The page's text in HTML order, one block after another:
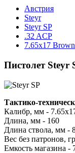
Австрия
Steyr
Steyr SP
.32 ACP
7.65x17
Пистолет Steyr
Тактико-
Калибр, мм -
Длина, мм - 160
Длина ствола, мм -
Вес без патронов,
Емкость магазина -